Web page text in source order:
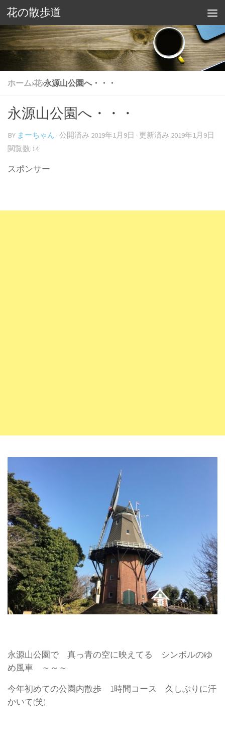
花の散歩道
ホーム›花›永源山公園へ・・・
永源山公園へ・・・
BY まーちゃん · 公開済み 2019年1月9日 · 更新済み 2019年1月9日
閲覧数:14
スポンサー
永源山公園で 真っ青の空に映えてる シンボルのゆ
め風車 ～～～
今年初めての公園内散歩 1時間コース 久しぶりに汗
かいて(笑)